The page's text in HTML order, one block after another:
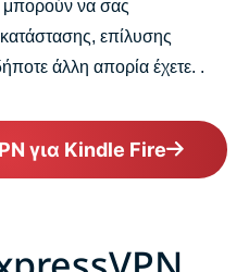
μπορούν να σας
επίλυσης
άλλη απορία έχετε. .
για Kindle Fire